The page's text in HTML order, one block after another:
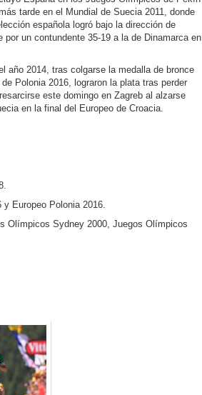
tarde en el Mundial de Suecia 2011, donde
española logró bajo la dirección de
un contundente 35-19 a la de Dinamarca en
año 2014, tras colgarse la medalla de bronce
Polonia 2016, lograron la plata tras perder
este domingo en Zagreb al alzarse
en la final del Europeo de Croacia.
Europeo Polonia 2016.
Olímpicos Sydney 2000, Juegos Olímpicos